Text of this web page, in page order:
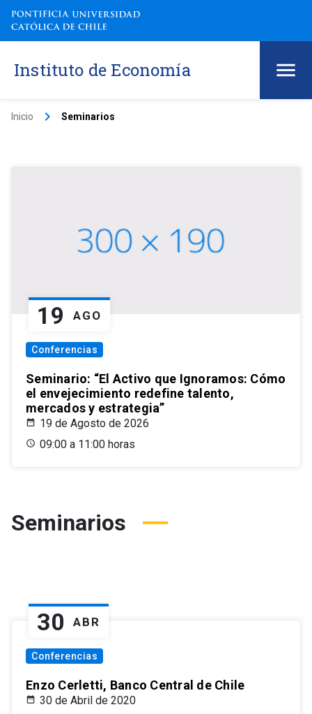
Instituto de Economía
Inicio keyboard_arrow_right Seminarios
19 AGO
Conferencias
Seminario: “El Activo que Ignoramos: Cómo
el envejecimiento redefine talento,
mercados y estrategia”
19 de Agosto de 2026
09:00 a 11:00 horas
Seminarios
30 ABR
Conferencias
Enzo Cerletti, Banco Central de Chile
30 de Abril de 2020